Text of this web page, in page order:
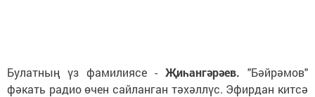
Булатның үз фамилиясе - Җиһангәрәев. "Бәйрәмов"
фәкать радио өчен сайланган тәхәллүс. Эфирдан китсә